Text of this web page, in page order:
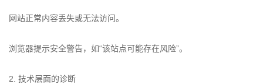
网站正常内容丢失或无法访问。
浏览器提示安全警告，如“该站点可能存在风险”。
2. 技术层面的诊断